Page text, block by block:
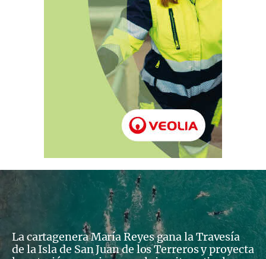
La cartagenera María Reyes gana la Travesía
de la Isla de San Juan de los Terreros y proyecta